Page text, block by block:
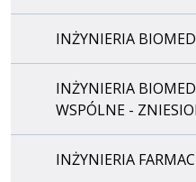
INŻYNIERIA
INŻYNIERIA
WSPÓLNE -
INŻYNIERIA